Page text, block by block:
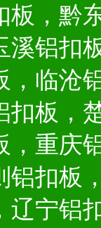
板，黔
溪铝扣
，临沧
扣板，
，重庆
铝扣板
辽宁铝